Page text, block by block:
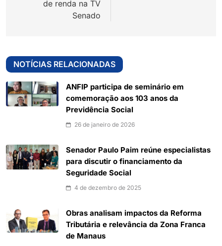
de renda na TV
Senado
NOTÍCIAS RELACIONADAS
ANFIP participa de seminário em
comemoração aos 103 anos da
Previdência Social
26 de janeiro de 2026
Senador Paulo Paim reúne especialistas
para discutir o financiamento da
Seguridade Social
4 de dezembro de 2025
Obras analisam impactos da Reforma
Tributária e relevância da Zona Franca
de Manaus